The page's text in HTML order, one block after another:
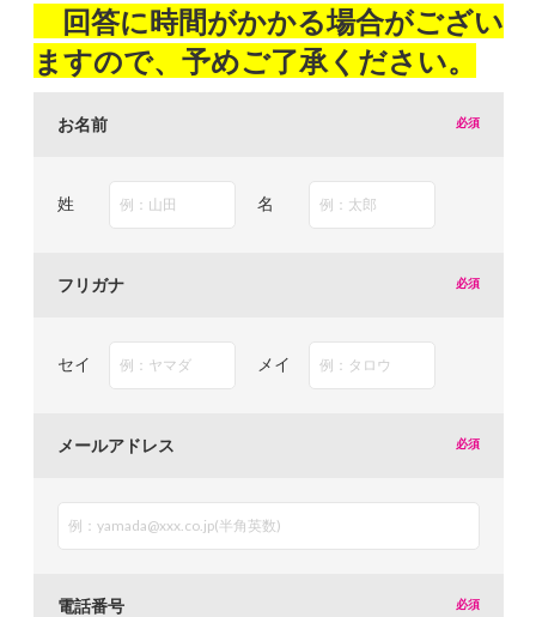
回答に時間がかかる場合がござい
ますので、予めご了承ください。
お名前
姓 名
フリガナ
セイ メイ
メールアドレス
電話番号